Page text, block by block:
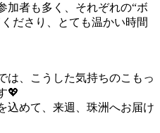
加者も多く、それぞれの“ボ
ださり、とても温かい時間
は、こうした気持ちのこもっ
💖
込めて、来週、珠洲へお届け